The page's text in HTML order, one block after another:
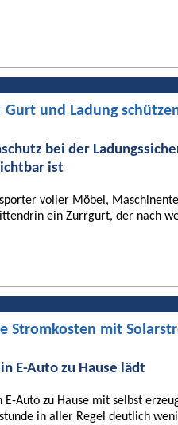
Gurt und Ladung
bei der
ist
voller Möbel,
ein Zurrgurt, der nach
Stromkosten mit
E-Auto zu Hause lädt
E-Auto zu Hause mit selbst
in aller Regel deutlich